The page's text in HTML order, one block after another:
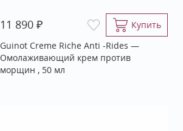
11 890 ₽
Купить
Guinot Creme Riche Anti -Rides —
Омолаживающий крем против
морщин , 50 мл